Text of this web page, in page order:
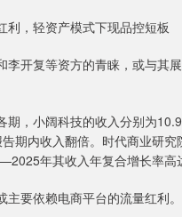
利，轻资产模式下现品控短板
李开复等资方的青睐，或与其
期，小阔科技的收入分别为
期内收入翻倍。时代商业研究
年其收入年复合增长率高
要依赖电商平台的流量红利。